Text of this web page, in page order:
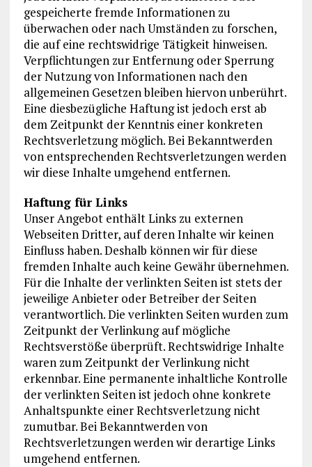
gespeicherte fremde Informationen zu
überwachen oder nach Umständen zu forschen,
die auf eine rechtswidrige Tätigkeit hinweisen.
Verpflichtungen zur Entfernung oder Sperrung
der Nutzung von Informationen nach den
allgemeinen Gesetzen bleiben hiervon unberührt.
Eine diesbezügliche Haftung ist jedoch erst ab
dem Zeitpunkt der Kenntnis einer konkreten
Rechtsverletzung möglich. Bei Bekanntwerden
von entsprechenden Rechtsverletzungen werden
wir diese Inhalte umgehend entfernen.
Haftung für Links
Unser Angebot enthält Links zu externen
Webseiten Dritter, auf deren Inhalte wir keinen
Einfluss haben. Deshalb können wir für diese
fremden Inhalte auch keine Gewähr übernehmen.
Für die Inhalte der verlinkten Seiten ist stets der
jeweilige Anbieter oder Betreiber der Seiten
verantwortlich. Die verlinkten Seiten wurden zum
Zeitpunkt der Verlinkung auf mögliche
Rechtsverstöße überprüft. Rechtswidrige Inhalte
waren zum Zeitpunkt der Verlinkung nicht
erkennbar. Eine permanente inhaltliche Kontrolle
der verlinkten Seiten ist jedoch ohne konkrete
Anhaltspunkte einer Rechtsverletzung nicht
zumutbar. Bei Bekanntwerden von
Rechtsverletzungen werden wir derartige Links
umgehend entfernen.